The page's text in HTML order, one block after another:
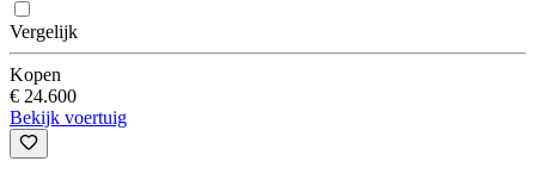
Vergelijk
Kopen
€ 24.600
Bekijk voertuig